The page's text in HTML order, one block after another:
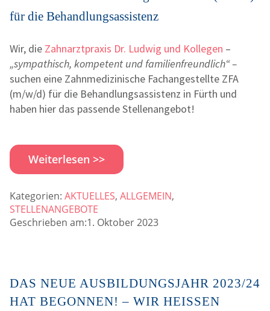
für die Behandlungsassistenz
Wir, die Zahnarztpraxis Dr. Ludwig und Kollegen –
„sympathisch, kompetent und familienfreundlich“ –
suchen eine Zahnmedizinische Fachangestellte ZFA
(m/w/d) für die Behandlungsassistenz in Fürth und
haben hier das passende Stellenangebot!
Weiterlesen >>
Kategorien: AKTUELLES, ALLGEMEIN,
STELLENANGEBOTE
Geschrieben am:1. Oktober 2023
DAS NEUE AUSBILDUNGSJAHR 2023/24
HAT BEGONNEN! – WIR HEISSEN U